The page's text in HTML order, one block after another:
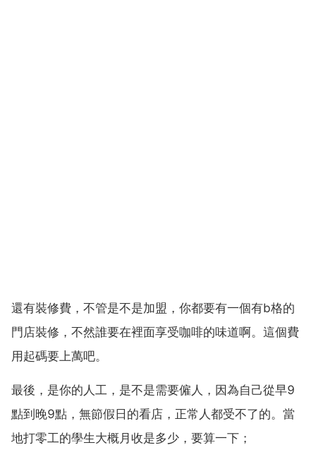
還有裝修費，不管是不是加盟，你都要有一個有b格的
門店裝修，不然誰要在裡面享受咖啡的味道啊。這個費
用起碼要上萬吧。
最後，是你的人工，是不是需要僱人，因為自己從早9
點到晚9點，無節假日的看店，正常人都受不了的。當
地打零工的學生大概月收是多少，要算一下；